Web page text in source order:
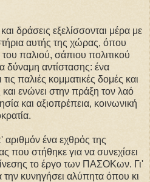
δράσεις εξελίσσονται μέρα με
αυτής της χώρας, όπου
παλιού, σάπιου πολιτικού
δύναμη αντίστασης: ένα
παλιές κομματικές δομές και
και ενώνει στην πράξη τον λαό
και αξιοπρέπεια, κοινωνική
αριθμόν ένα εχθρός της
που στήθηκε για να συνεχίσει
το έργο των ΠΑΣΟΚων. Γι'
την κυνηγήσει αλύπητα όπου κι